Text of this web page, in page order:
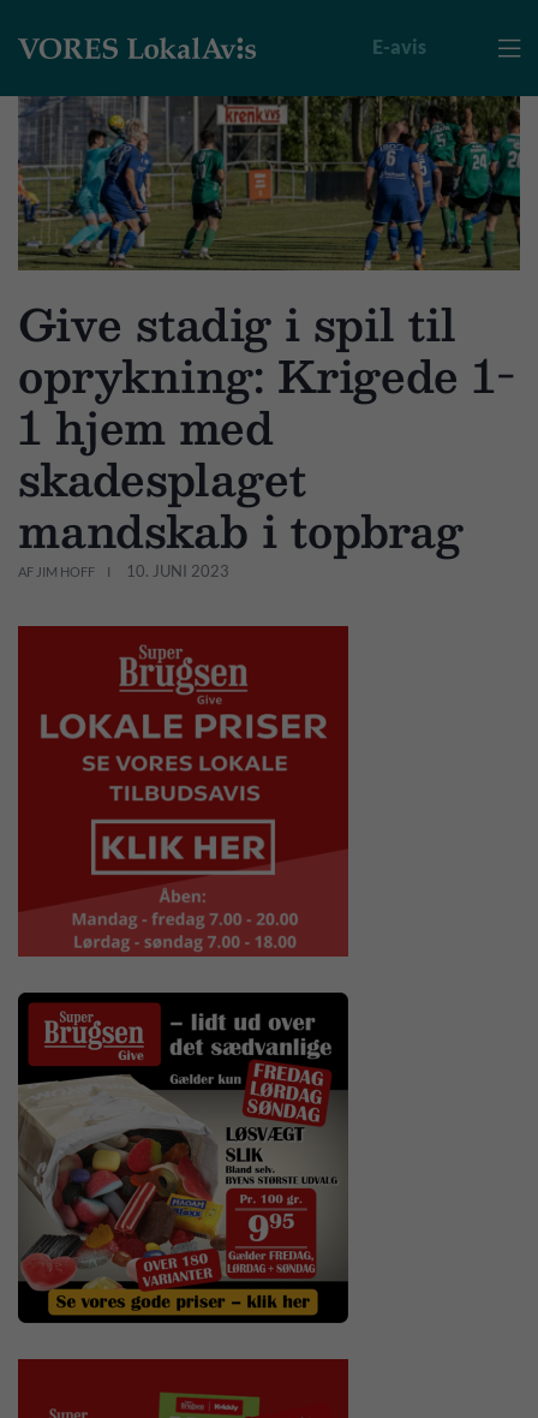

E-avis
Give stadig i spil til
oprykning: Krigede 1-
1 hjem med
skadesplaget
mandskab i topbrag
AF JIM HOFF 10. JUNI 2023